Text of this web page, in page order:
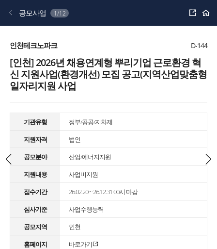
공모사업 1/12 공
하
홈
인천테크노파크 D-144
[인천] 2026년 채용연계형 뿌리기업 근로환경 혁
신 지원사업(환경개선) 모집 공고(지역산업맞춤형
일자리지원 사업
기관유형
정부/공공/지차제
지원자격
법인
공모분야
산업/에너지지원
지원내용
사업비지원
접수기간
26.02.20 ~ 26.12.31 00시 마감
심사기준
사업수행능력
공모지역
인천
홈페이지
바로가기